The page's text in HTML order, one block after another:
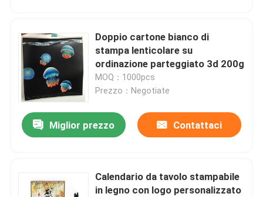
Doppio cartone bianco di
stampa lenticolare su
ordinazione parteggiato 3d 200g
MOQ：1000pcs
Prezzo：Negotiate
Miglior prezzo Contattaci
Calendario da tavolo stampabile
in legno con logo personalizzato